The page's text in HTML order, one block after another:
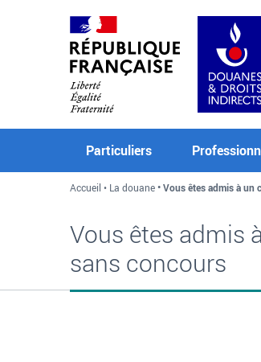
Particuliers
Accueil La douane Vous êtes admis à un
Vous êtes admis
sans concours